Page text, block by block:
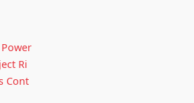
Ri
Cont